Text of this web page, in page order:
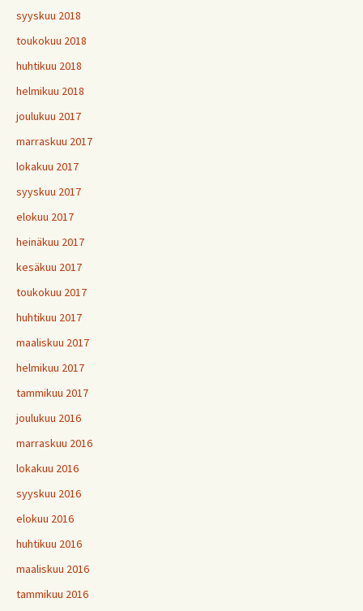
syyskuu 2018
toukokuu 2018
huhtikuu 2018
helmikuu 2018
joulukuu 2017
marraskuu 2017
lokakuu 2017
syyskuu 2017
elokuu 2017
heinäkuu 2017
kesäkuu 2017
toukokuu 2017
huhtikuu 2017
maaliskuu 2017
helmikuu 2017
tammikuu 2017
joulukuu 2016
marraskuu 2016
lokakuu 2016
syyskuu 2016
elokuu 2016
huhtikuu 2016
maaliskuu 2016
tammikuu 2016